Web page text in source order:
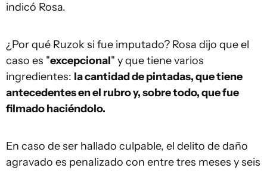
indicó Rosa.
¿Por qué Ruzok si fue imputado? Rosa dijo que el
caso es "excepcional" y que tiene varios
ingredientes: la cantidad de pintadas, que tiene
antecedentes en el rubro y, sobre todo, que fue
filmado haciéndolo.
En caso de ser hallado culpable, el delito de daño
agravado es penalizado con entre tres meses y seis